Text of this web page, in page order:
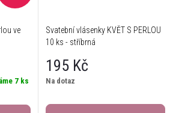
ve
7 ks
Svatební vlásenky KVĚT S PERLOU
10 ks - stříbrná
195 Kč
Na dotaz